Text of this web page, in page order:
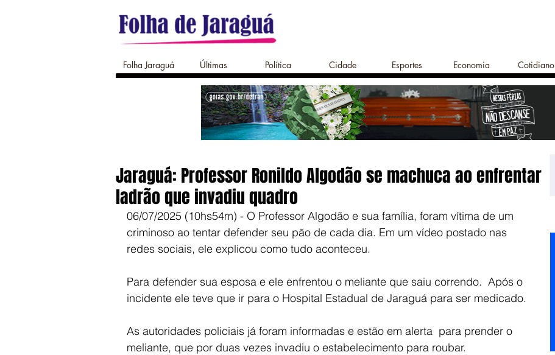
Folha Jaraguá Últimas Política Cidade Esportes Economia Cotidiano
Jaraguá: Professor Ronildo Algodão se machuca ao enfrentar
ladrão que invadiu quadro
06/07/2025 (10hs54m) - O Professor Algodão e sua família, foram vítima de um
criminoso ao tentar defender seu pão de cada dia. Em um vídeo postado nas
redes sociais, ele explicou como tudo aconteceu.
Para defender sua esposa e ele enfrentou o meliante que saiu correndo.  Após o
incidente ele teve que ir para o Hospital Estadual de Jaraguá para ser medicado.
As autoridades policiais já foram informadas e estão em alerta  para prender o
meliante, que por duas vezes invadiu o estabelecimento para roubar.